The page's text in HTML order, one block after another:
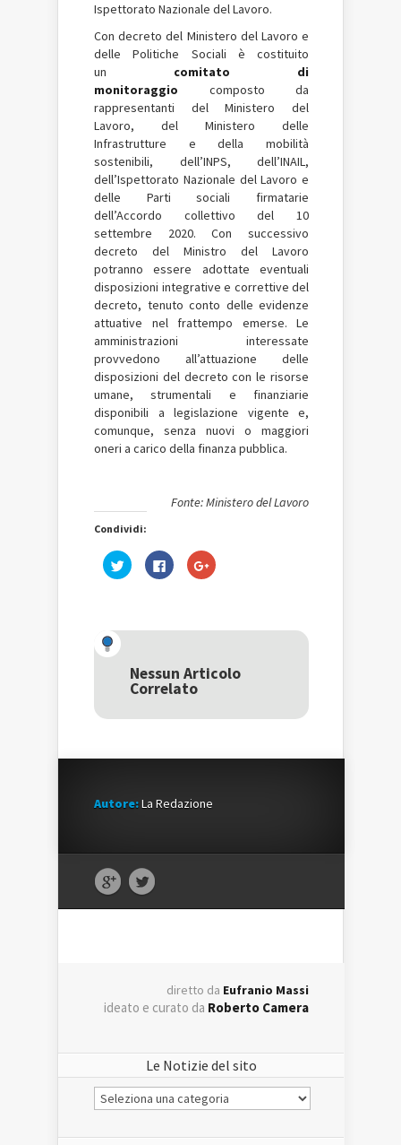
Ispettorato Nazionale del Lavoro.
Con decreto del Ministero del Lavoro e
delle Politiche Sociali è costituito
un comitato di
monitoraggio composto da
rappresentanti del Ministero del
Lavoro, del Ministero delle
Infrastrutture e della mobilità
sostenibili, dell’INPS, dell’INAIL,
dell’Ispettorato Nazionale del Lavoro e
delle Parti sociali firmatarie
dell’Accordo collettivo del 10
settembre 2020. Con successivo
decreto del Ministro del Lavoro
potranno essere adottate eventuali
disposizioni integrative e correttive del
decreto, tenuto conto delle evidenze
attuative nel frattempo emerse. Le
amministrazioni interessate
provvedono all’attuazione delle
disposizioni del decreto con le risorse
umane, strumentali e finanziarie
disponibili a legislazione vigente e,
comunque, senza nuovi o maggiori
oneri a carico della finanza pubblica.
Fonte: Ministero del Lavoro
Condividi:
Fai
clic
una
nuova
finestra)
Fai
clic
nuova
finestra)
Fai
clic
una
nuova
Nessun Articolo
Correlato
Autore:La Redazione
diretto da Eufranio Massi
ideato e curato da Roberto Camera
Le Notizie del sito
Le
Notizie